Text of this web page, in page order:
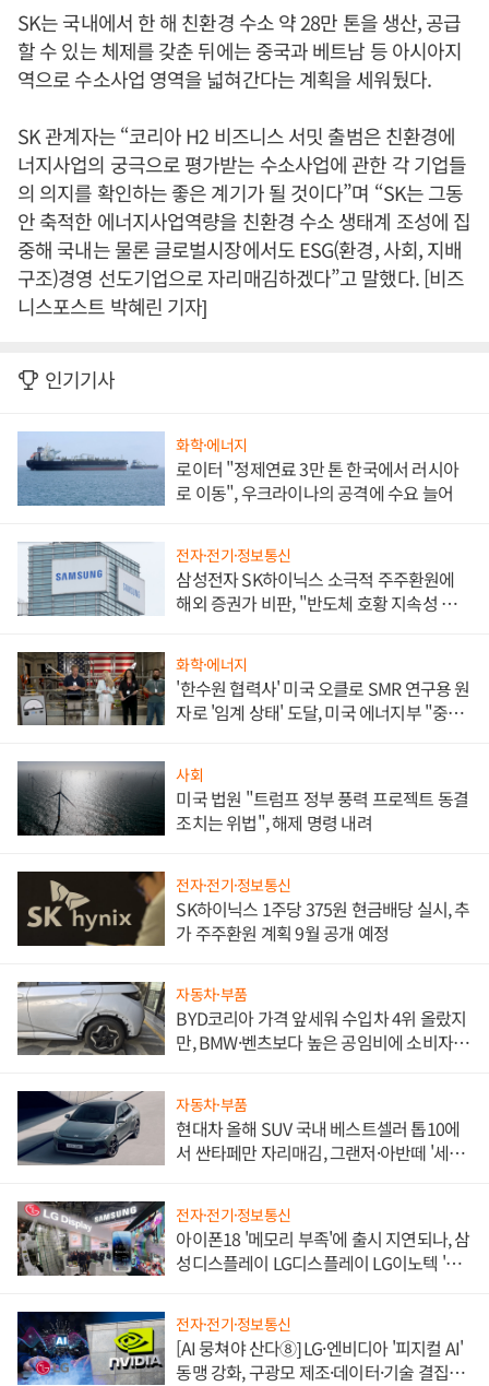
SK는 국내에서 한 해 친환경 수소 약 28만 톤을 생산, 공급
할 수 있는 체제를 갖춘 뒤에는 중국과 베트남 등 아시아지
역으로 수소사업 영역을 넓혀간다는 계획을 세워뒀다.
SK 관계자는 “코리아 H2 비즈니스 서밋 출범은 친환경에
너지사업의 궁극으로 평가받는 수소사업에 관한 각 기업들
의 의지를 확인하는 좋은 계기가 될 것이다”며 “SK는 그동
안 축적한 에너지사업역량을 친환경 수소 생태계 조성에 집
중해 국내는 물론 글로벌시장에서도 ESG(환경, 사회, 지배
구조)경영 선도기업으로 자리매김하겠다”고 말했다. [비즈
니스포스트 박혜린 기자]
인기기사
화학·에너지
로이터 "정제연료 3만 톤 한국에서 러시아
로 이동", 우크라이나의 공격에 수요 늘어
전자·전기·정보통신
삼성전자 SK하이닉스 소극적 주주환원에
해외 증권가 비판, "반도체 호황 지속성 의
화학·에너지
'한수원 협력사' 미국 오클로 SMR 연구용 원
자로 '임계 상태' 도달, 미국 에너지부 "중요
사회
미국 법원 "트럼프 정부 풍력 프로젝트 동결
조치는 위법", 해제 명령 내려
전자·전기·정보통신
SK하이닉스 1주당 375원 현금배당 실시, 추
가 주주환원 계획 9월 공개 예정
자동차·부품
BYD코리아 가격 앞세워 수입차 4위 올랐지
만, BMW·벤츠보다 높은 공임비에 소비자
자동차·부품
현대차 올해 SUV 국내 베스트셀러 톱10에
서 싼타페만 자리매김, 그랜저·아반떼 '세단
전자·전기·정보통신
아이폰18 '메모리 부족'에 출시 지연되나, 삼
성디스플레이 LG디스플레이 LG이노텍 '탈
전자·전기·정보통신
[AI 뭉쳐야 산다⑧] LG·엔비디아 '피지컬 AI'
동맹 강화, 구광모 제조·데이터·기술 결집